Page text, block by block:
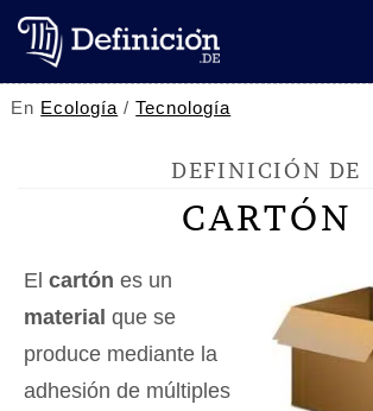
En Ecología /Tecnología
DEFINICIÓN DE
CARTÓN
El cartón es un
material que se
produce mediante la
adhesión de múltiples